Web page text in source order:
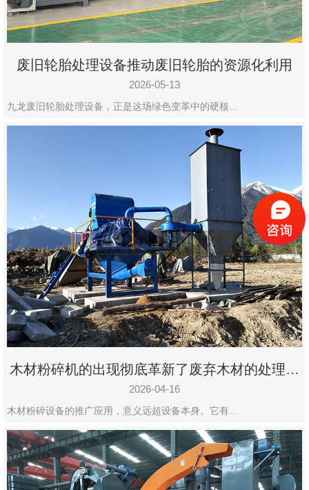
废旧轮胎处理设备推动废旧轮胎的资源化利用
2026-05-13
九龙废旧轮胎处理设备，正是这场绿色变革中的硬核…
木材粉碎机的出现彻底革新了废弃木材的处理模
式
2026-04-16
木材粉碎设备的推广应用，意义远超设备本身。它有…